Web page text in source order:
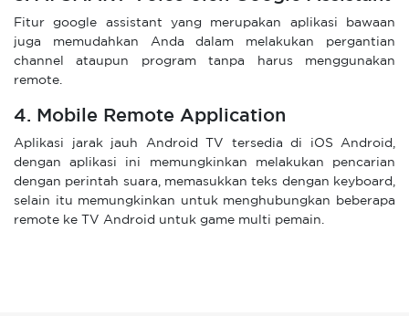
Fitur google assistant yang merupakan aplikasi bawaan
juga memudahkan Anda dalam melakukan pergantian
channel ataupun program tanpa harus menggunakan
remote.
4. Mobile Remote Application
Aplikasi jarak jauh Android TV tersedia di iOS Android,
dengan aplikasi ini memungkinkan melakukan pencarian
dengan perintah suara, memasukkan teks dengan keyboard,
selain itu memungkinkan untuk menghubungkan beberapa
remote ke TV Android untuk game multi pemain.